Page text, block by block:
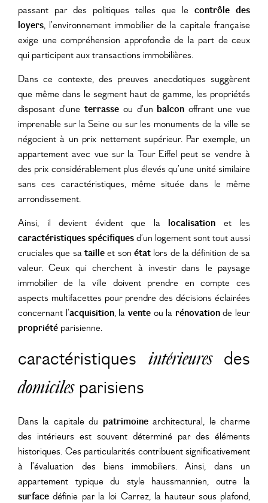
passant par des politiques telles que le contrôle des
loyers, l’environnement immobilier de la capitale française
exige une compréhension approfondie de la part de ceux
qui participent aux transactions immobilières.
Dans ce contexte, des preuves anecdotiques suggèrent
que même dans le segment haut de gamme, les propriétés
disposant d’une terrasseou d’un balcon offrant une vue
imprenable sur la Seine ou sur les monuments de la ville se
négocient à un prix nettement supérieur. Par exemple, un
appartement avec vue sur la Tour Eiffel peut se vendre à
des prix considérablement plus élevés qu’une unité similaire
sans ces caractéristiques, même située dans le même
arrondissement.
Ainsi, il devient évident que la localisation et les
caractéristiques spécifiques d’un logement sont tout aussi
cruciales que sa taille et son état lors de la définition de sa
valeur. Ceux qui cherchent à investir dans le paysage
immobilier de la ville doivent prendre en compte ces
aspects multifacettes pour prendre des décisions éclairées
concernant l’acquisition, la venteou la rénovationde leur
propriété parisienne.
caractéristiques intérieuresdes
domicilesparisiens
Dans la capitale du patrimoinearchitectural, le charme
des intérieurs est souvent déterminé par des éléments
historiques. Ces particularités contribuent significativement
à l’évaluation des biens immobiliers. Ainsi, dans un
appartement typique du style haussmannien, outre la
surface définie par la loi Carrez, la hauteur sous plafond,